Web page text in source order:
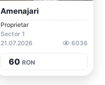
Amenajari
Proprietar
Sector 1
21.07.2026
6036
60 RON